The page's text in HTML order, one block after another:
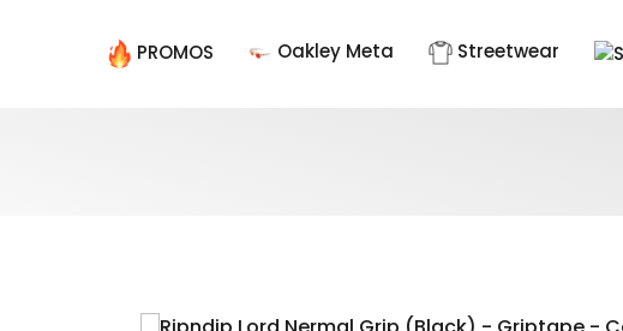
PROMOS Oakley Meta Streetwear